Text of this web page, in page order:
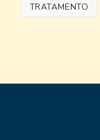
TRATAMENTO